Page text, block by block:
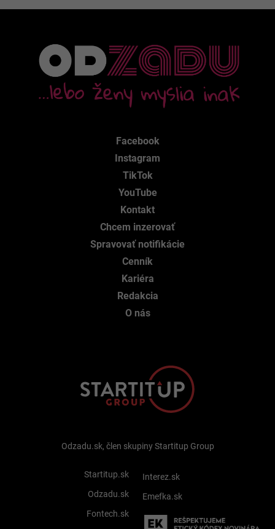
Facebook
Instagram
TikTok
YouTube
Kontakt
Chcem inzerovať
Spravovať notifikácie
Cenník
Kariéra
Redakcia
O nás
Odzadu.sk, člen skupiny Startitup Group
Startitup.sk
Odzadu.sk
Fontech.sk
Interez.sk
Emefka.sk